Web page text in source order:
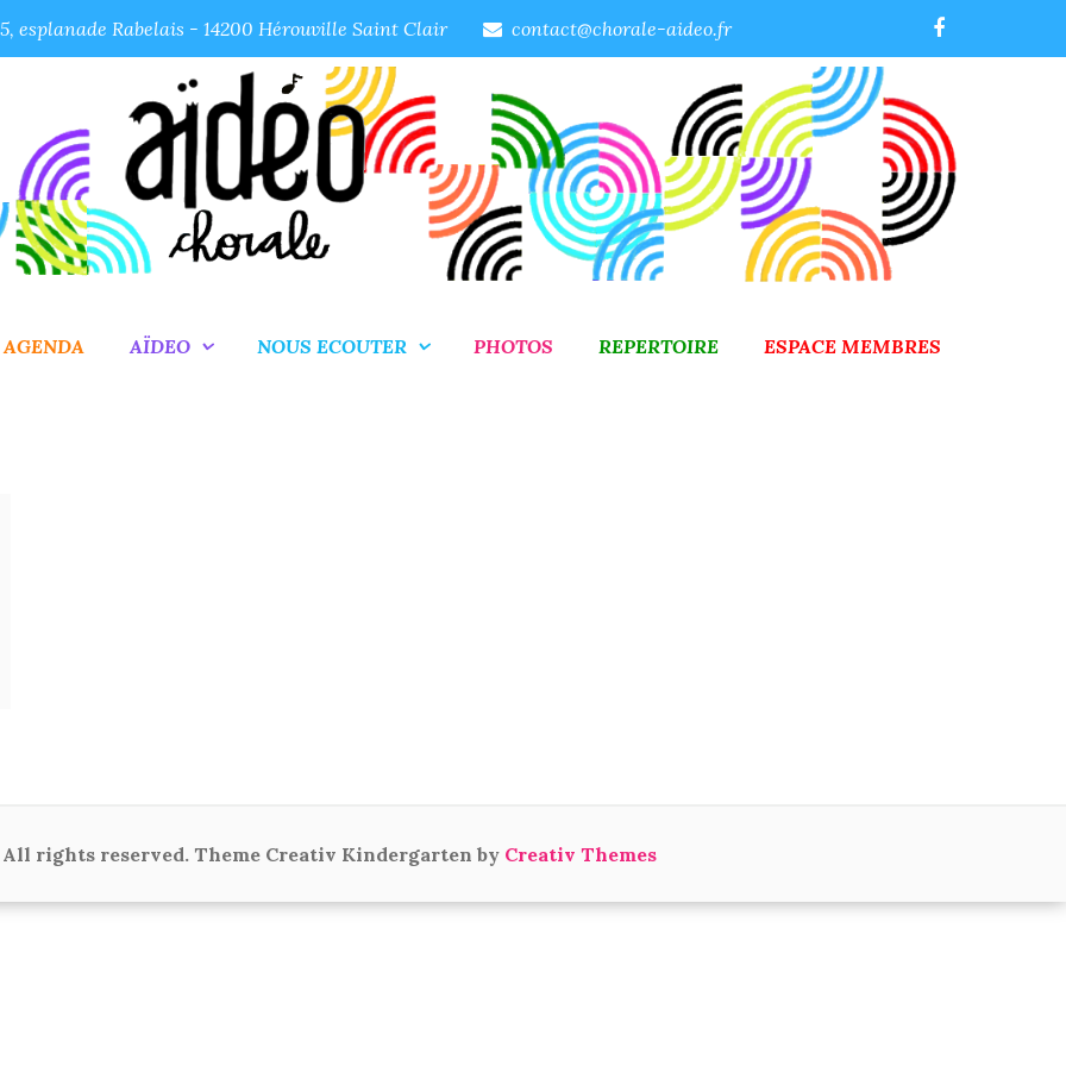
esplanade Rabelais - 14200 Hérouville Saint Clair contact@chorale-aideo.fr
AGENDA AÏDEO NOUS ECOUTER PHOTOS REPERTOIRE ESPACE MEMBRES
rights reserved. Theme Creativ Kindergarten by Creativ Themes